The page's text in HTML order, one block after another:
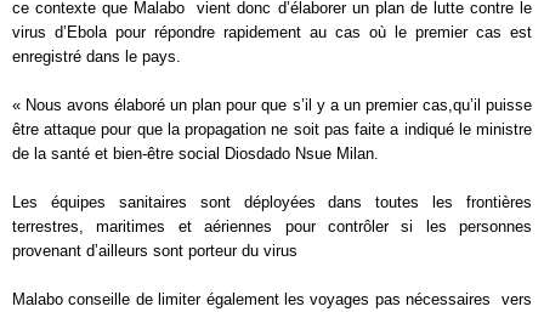
ce contexte que Malabo vient donc d’élaborer un plan de lutte contre le
virus d’Ebola pour répondre rapidement au cas où le premier cas est
enregistré dans le pays.
« Nous avons élaboré un plan pour que s’il y a un premier cas,qu’il puisse
être attaque pour que la propagation ne soit pas faite a indiqué le ministre
de la santé et bien-être social Diosdado Nsue Milan.
Les équipes sanitaires sont déployées dans toutes les frontières
terrestres, maritimes et aériennes pour contrôler si les personnes
provenant d’ailleurs sont porteur du virus
Malabo conseille de limiter également les voyages pas nécessaires vers